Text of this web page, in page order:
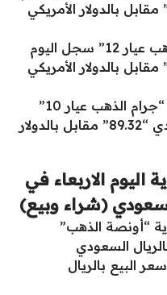
السعودي “125.05” مقابل بالدولار الأمريكي
سعر الذهب الان “جرام الذهب عيار 12” سجل اليوم
السعودي “107.19” مقابل بالدولار الأمريكي
“جرام الذهب عيار 10”
سجل اليوم بالريال السعودي “89.32” مقابل بالدولار
الاربعاء في
(شراء وبيع)
“أونصة الذهب”
السعودي
سعر البيع بالريال